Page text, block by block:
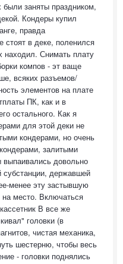
заняты праздником,
Кондеры купил
правда
стоят в деке, поленился
находил. Снимать плату
компов - эт ваще
всяких разъемов/
элементов на плате
ПК, как и в
остального. Как я
для этой деки не
кондерами, но очень
залитыми
довольно
субстанции, державшей
менее эту застывшую
место. Включаться
В все же
головки (в
чистая механика,
шестерню, чтобы весь
- головки поднялись